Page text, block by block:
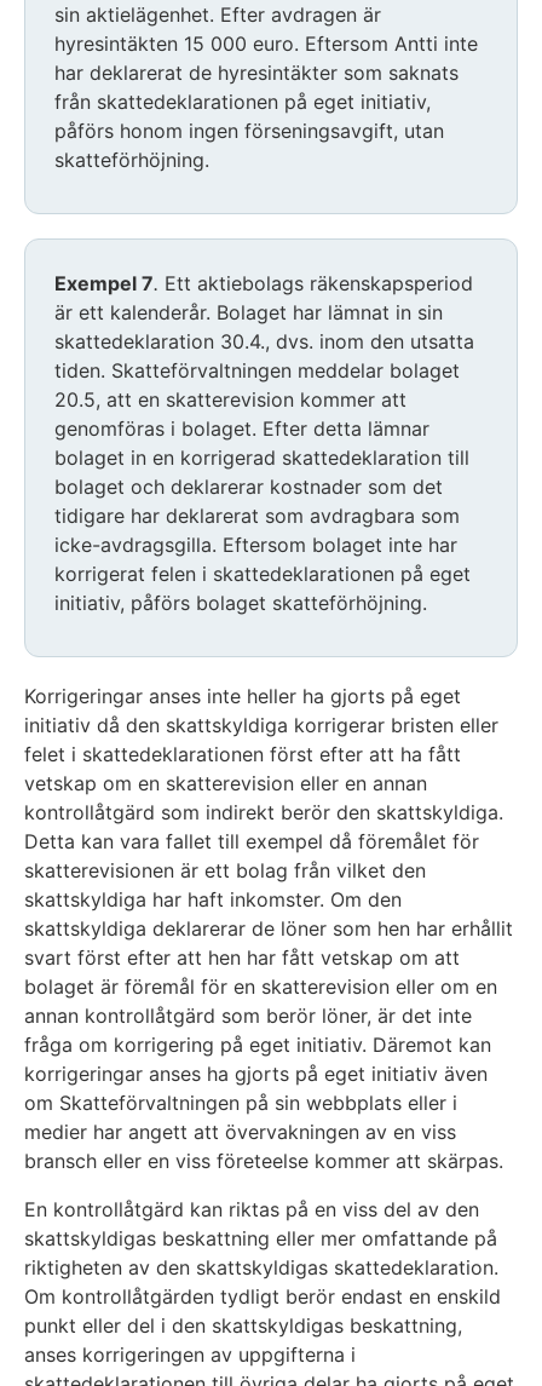
sin aktielägenhet. Efter avdragen är
hyresintäkten 15 000 euro. Eftersom Antti inte
har deklarerat de hyresintäkter som saknats
från skattedeklarationen på eget initiativ,
påförs honom ingen förseningsavgift, utan
skatteförhöjning.
Exempel 7. Ett aktiebolags räkenskapsperiod
är ett kalenderår. Bolaget har lämnat in sin
skattedeklaration 30.4., dvs. inom den utsatta
tiden. Skatteförvaltningen meddelar bolaget
20.5, att en skatterevision kommer att
genomföras i bolaget. Efter detta lämnar
bolaget in en korrigerad skattedeklaration till
bolaget och deklarerar kostnader som det
tidigare har deklarerat som avdragbara som
icke-avdragsgilla. Eftersom bolaget inte har
korrigerat felen i skattedeklarationen på eget
initiativ, påförs bolaget skatteförhöjning.
Korrigeringar anses inte heller ha gjorts på eget
initiativ då den skattskyldiga korrigerar bristen eller
felet i skattedeklarationen först efter att ha fått
vetskap om en skatterevision eller en annan
kontrollåtgärd som indirekt berör den skattskyldiga.
Detta kan vara fallet till exempel då föremålet för
skatterevisionen är ett bolag från vilket den
skattskyldiga har haft inkomster. Om den
skattskyldiga deklarerar de löner som hen har erhållit
svart först efter att hen har fått vetskap om att
bolaget är föremål för en skatterevision eller om en
annan kontrollåtgärd som berör löner, är det inte
fråga om korrigering på eget initiativ. Däremot kan
korrigeringar anses ha gjorts på eget initiativ även
om Skatteförvaltningen på sin webbplats eller i
medier har angett att övervakningen av en viss
bransch eller en viss företeelse kommer att skärpas.
En kontrollåtgärd kan riktas på en viss del av den
skattskyldigas beskattning eller mer omfattande på
riktigheten av den skattskyldigas skattedeklaration.
Om kontrollåtgärden tydligt berör endast en enskild
punkt eller del i den skattskyldigas beskattning,
anses korrigeringen av uppgifterna i